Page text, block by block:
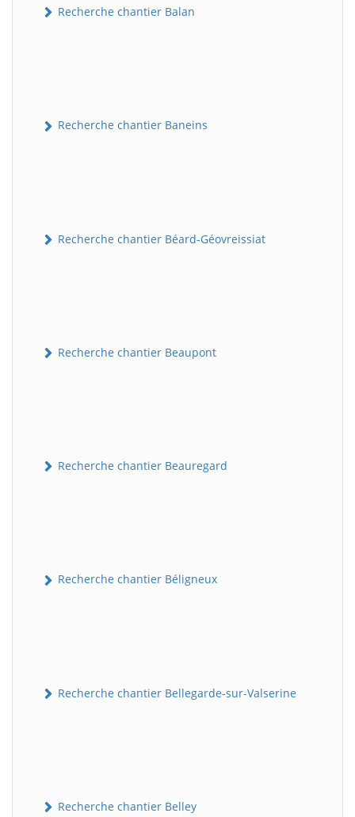
Recherche chantier Balan
Recherche chantier Baneins
Recherche chantier Béard-Géovreissiat
Recherche chantier Beaupont
Recherche chantier Beauregard
Recherche chantier Béligneux
Recherche chantier Bellegarde-sur-Valserine
Recherche chantier Belley